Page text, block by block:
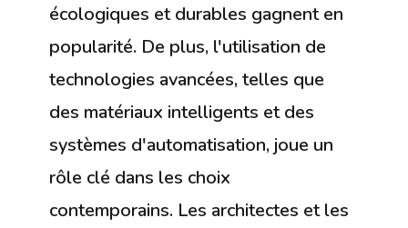
écologiques et durables gagnent en
popularité. De plus, l'utilisation de
technologies avancées, telles que
des matériaux intelligents et des
systèmes d'automatisation, joue un
rôle clé dans les choix
contemporains. Les architectes et les